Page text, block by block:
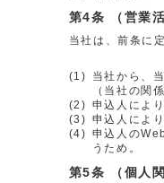
（営業
当社は、前条に
(1)
当社から、
（当社の関
(2) 申込人によ
(3) 申込人によ
(4) 申込人の
うため。
（個人